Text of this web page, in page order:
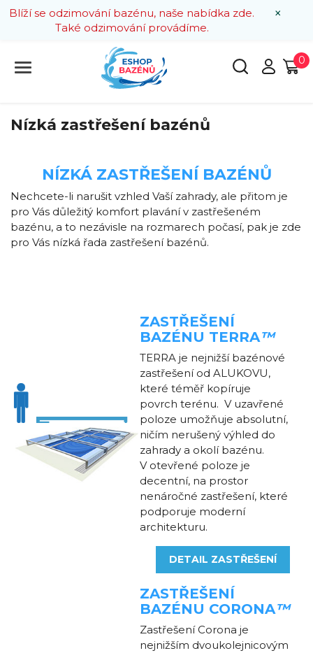
×
Blíží se odzimování bazénu, naše nabídka zde.
Také odzimování provádíme.
0
Nízká zastřešení bazénů
NÍZKÁ ZASTŘEŠENÍ BAZÉNŮ
Nechcete-li narušit vzhled Vaší zahrady, ale přitom je
pro Vás důležitý komfort plavání v zastřešeném
bazénu, a to nezávisle na rozmarech počasí, pak je zde
pro Vás nízká řada zastřešení bazénů.
ZASTŘEŠENÍ
BAZÉNU TERRA™
TERRA je nejnižší bazénové
zastřešení od ALUKOVU,
které téměř kopíruje
povrch terénu. V uzavřené
poloze umožňuje absolutní,
ničím nerušený výhled do
zahrady a okolí bazénu.
V otevřené poloze je
decentní, na prostor
nenáročné zastřešení, které
podporuje moderní
architekturu.
DETAIL ZASTŘEŠENÍ
ZASTŘEŠENÍ
BAZÉNU CORONA™
Zastřešení Corona je
nejnižším dvoukolejnicovým